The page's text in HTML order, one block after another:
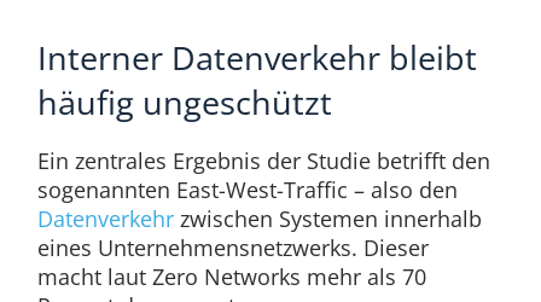
Interner Datenverkehr bleibt
häufig ungeschützt
Ein zentrales Ergebnis der Studie betrifft den
sogenannten East-West-Traffic – also den
Datenverkehrzwischen Systemen innerhalb
eines Unternehmensnetzwerks. Dieser
macht laut Zero Networks mehr als 70